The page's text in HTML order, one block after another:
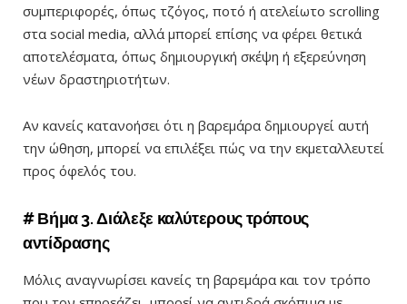
συμπεριφορές, όπως τζόγος, ποτό ή ατελείωτο scrolling
στα social media, αλλά μπορεί επίσης να φέρει θετικά
αποτελέσματα, όπως δημιουργική σκέψη ή εξερεύνηση
νέων δραστηριοτήτων.
Αν κανείς κατανοήσει ότι η βαρεμάρα δημιουργεί αυτή
την ώθηση, μπορεί να επιλέξει πώς να την εκμεταλλευτεί
προς όφελός του.
# Βήμα 3. Διάλεξε καλύτερους τρόπους
αντίδρασης
Μόλις αναγνωρίσει κανείς τη βαρεμάρα και τον τρόπο